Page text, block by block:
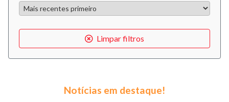
Limpar filtros
Notícias em destaque!